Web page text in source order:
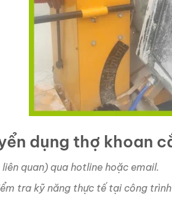
dụng thợ khoan
quan) qua hotline hoặc email.
tra kỹ năng thực tế tại công